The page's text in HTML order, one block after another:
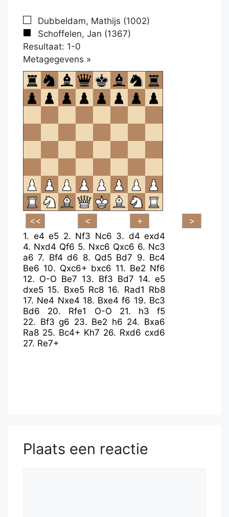
Dubbeldam, Mathijs (1002)
Schoffelen, Jan (1367)
Resultaat: 1-0
Metagegevens »
om
te
openen.
1. e4 e5 2. Nf3 Nc6 3. d4 exd4
4. Nxd4 Qf6 5. Nxc6 Qxc6 6. Nc3
a6 7. Bf4 d6 8. Qd5 Bd7 9. Bc4
Be6 10. Qxc6+ bxc6 11. Be2 Nf6
12. O-O Be7 13. Bf3 Bd7 14. e5
dxe5 15. Bxe5 Rc8 16. Rad1 Rb8
17. Ne4 Nxe4 18. Bxe4 f6 19. Bc3
Bd6
20. Rfe1 O-O 21. h3
f5
22. Bf3 g6 23. Be2 h6 24. Bxa6
Ra8 25. Bc4+ Kh7 26. Rxd6 cxd6
27. Re7+
Plaats een reactie